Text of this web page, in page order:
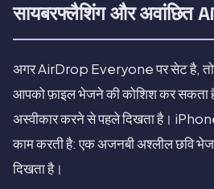
सायबरफ्लैशिंग और अवांछित
अगर AirDrop Everyone पर सेट है,
आपको फ़ाइल भेजने की कोशिश कर सकता
अस्वीकार करने से पहले दिखता है।
काम करती है: एक अजनबी अश्लील छवि
दिखता है।